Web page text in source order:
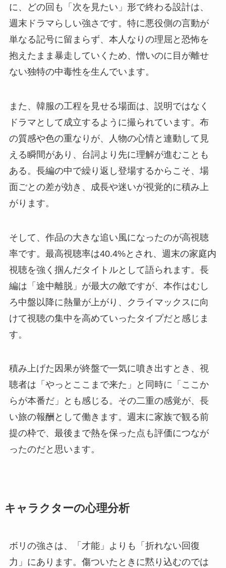
に、どの回も「次を見たい」形で終わる設計は、
週末ドラマらしい強さです。特に悪役側の言動が
単なる記号に留まらず、本人なりの理屈と恐怖を
抱えたまま暴走していくため、憎いのに目が離せ
ない独特の中毒性を生んでいます。
また、韓服の工程を見せる場面は、説明ではなく
ドラマとして成立するように撮られています。布
の質感や色の重なりが、人物の心情と連動して見
える瞬間があり、台詞より先に理解が進むことも
ある。長編の中で繰り返し登場するからこそ、場
面ごとの差が効き、成長や迷いが視覚的に積み上
がります。
そして、作品の大きな追い風になったのが高視聴
率です。最高視聴率は40.4%とされ、週末の家庭内
視聴を強く掴んだタイトルとして語られます。長
編は「途中離脱」が最大の敵ですが、本作はむし
ろ中盤以降に熱量が上がり、クライマックスに向
けて視聴の集中を高めていったタイプだと感じま
す。
積み上げた因果が終盤で一気に噴き出すとき、視
聴者は「やっとここまで来た」と同時に「ここか
らが本番だ」とも感じる。その二重の感覚が、長
い旅の報酬として働きます。週末に家族で観る前
提の枠で、最後まで熱を保った点も評価につなが
ったのだと思います。
キャラクターの心理分析
ボリの強さは、「才能」よりも「折れない回復
力」にあります。傷ついたときに黙り込むのでは